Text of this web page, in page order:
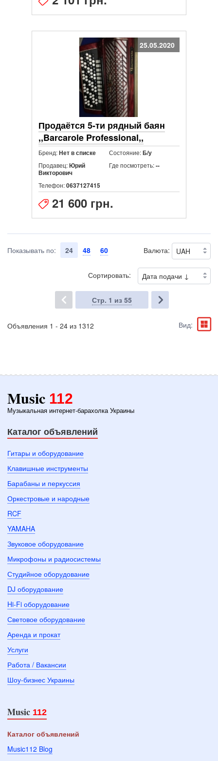
25.05.2020
Продаётся 5-ти рядный баян
,,Barcarole Professional,,
аккордеон
Бренд:Нет в списке Состояние:Б/у
Продавец:Юрий
Викторович
Где посмотреть:--
Телефон:0637127415
21 600 грн.
Показывать по: 24 48 60 Валюта:
Сортировать:
Стр. 1 из 55
Объявления 1 - 24 из 1312 Вид:
Music 112
Музыкальная интернет-барахолка Украины
Каталог объявлений
Гитары и оборудование
Клавишные инструменты
Барабаны и перкуссия
Оркестровые и народные
RCF
YAMAHA
Звуковое оборудование
Микрофоны и радиосистемы
Студийное оборудование
DJ оборудование
Hi-Fi оборудование
Световое оборудование
Аренда и прокат
Услуги
Работа / Вакансии
Шоу-бизнес Украины
Music 112
Каталог объявлений
Music112 Blog